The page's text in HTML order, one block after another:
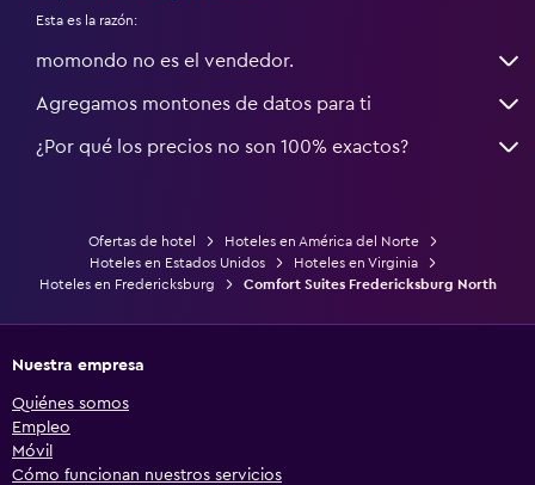
Esta es la razón:
momondo no es el vendedor.
Agregamos montones de datos para ti
¿Por qué los precios no son 100% exactos?
Ofertas de hotel
Hoteles en América del Norte
Hoteles en Estados Unidos
Hoteles en Virginia
Hoteles en Fredericksburg
Comfort Suites Fredericksburg North
Nuestra empresa
Quiénes somos
Empleo
Móvil
Cómo funcionan nuestros servicios